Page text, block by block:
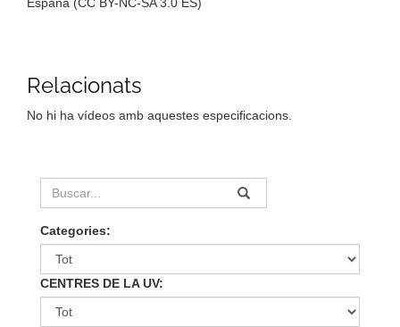
Relacionats
No hi ha vídeos amb aquestes especificacions.
Categories:
CENTRES DE LA UV: